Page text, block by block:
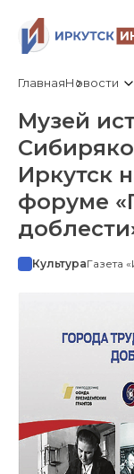
ГлавнаяНовости
Музей
Иркутск
форуме
КультураГазета